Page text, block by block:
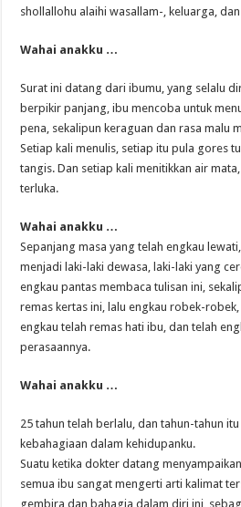
shollallohu alaihi wasallam-, keluarga,
Wahai anakku …
Surat ini datang dari ibumu, yang selalu
berpikir panjang, ibu mencoba untuk
pena, sekalipun keraguan dan rasa malu
Setiap kali menulis, setiap itu pula gores
tangis. Dan setiap kali menitikkan air
terluka.
Wahai anakku …
Sepanjang masa yang telah engkau
menjadi laki-laki dewasa, laki-laki yang
engkau pantas membaca tulisan ini,
remas kertas ini, lalu engkau robek-
engkau telah remas hati ibu, dan telah
perasaannya.
Wahai anakku …
25 tahun telah berlalu, dan tahun-tahun
kebahagiaan dalam kehidupanku.
Suatu ketika dokter datang
semua ibu sangat mengerti arti kalimat
gembira dan bahagia dalam diri ini,